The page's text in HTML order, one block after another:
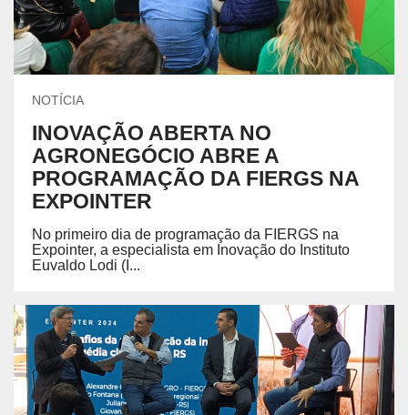
NOTÍCIA
INOVAÇÃO ABERTA NO
AGRONEGÓCIO ABRE A
PROGRAMAÇÃO DA FIERGS NA
EXPOINTER
No primeiro dia de programação da FIERGS na
Expointer, a especialista em Inovação do Instituto
Euvaldo Lodi (I...